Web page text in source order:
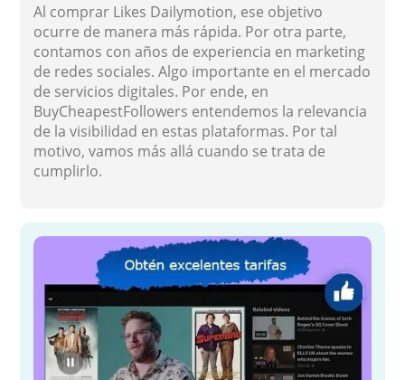
Al comprar Likes Dailymotion, ese objetivo
ocurre de manera más rápida. Por otra parte,
contamos con años de experiencia en marketing
de redes sociales. Algo importante en el mercado
de servicios digitales. Por ende, en
BuyCheapestFollowers entendemos la relevancia
de la visibilidad en estas plataformas. Por tal
motivo, vamos más allá cuando se trata de
cumplirlo.